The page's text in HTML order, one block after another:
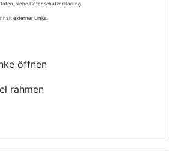
siehe Datenschutzerklärung.
externer Links.
öffnen